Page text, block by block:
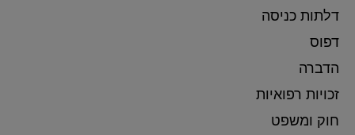
דלתות כניסה
דפוס
הדברה
זכויות רפואיות
חוק ומשפט